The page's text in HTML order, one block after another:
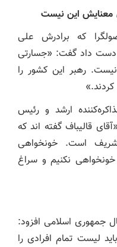
معنایش این نیست
که برادرش علی
جریان جنگ ۴۰ روزه از دست داد گفت: «جسارتی
رهبر این کشور را
ارشد و رئیس
قالیباف گفته اند که
است. خونخواهی
نکنیم و سراغ
جمهوری اسلامی افزود:
لیست تمام افرادی را